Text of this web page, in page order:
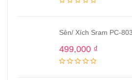
Sên/ Xích Sram PC-
499,000 ₫